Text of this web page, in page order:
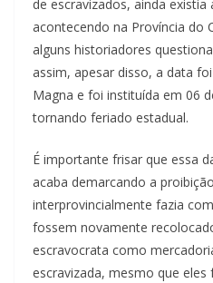
de escravizados, ainda
acontecendo na Província do
alguns historiadores
assim, apesar disso, a data
Magna e foi instituída em 06
tornando feriado estadual.
É importante frisar que essa
acaba demarcando a
interprovincialmente fazia
fossem novamente
escravocrata como
escravizada, mesmo que